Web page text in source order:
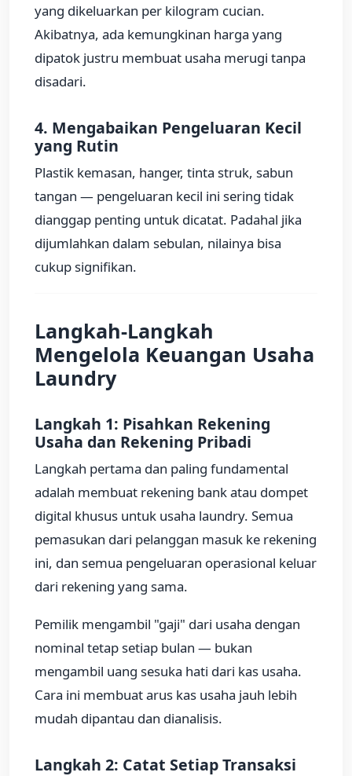
yang dikeluarkan per kilogram cucian.
Akibatnya, ada kemungkinan harga yang
dipatok justru membuat usaha merugi tanpa
disadari.
4. Mengabaikan Pengeluaran Kecil
yang Rutin
Plastik kemasan, hanger, tinta struk, sabun
tangan — pengeluaran kecil ini sering tidak
dianggap penting untuk dicatat. Padahal jika
dijumlahkan dalam sebulan, nilainya bisa
cukup signifikan.
Langkah-Langkah
Mengelola Keuangan Usaha
Laundry
Langkah 1: Pisahkan Rekening
Usaha dan Rekening Pribadi
Langkah pertama dan paling fundamental
adalah membuat rekening bank atau dompet
digital khusus untuk usaha laundry. Semua
pemasukan dari pelanggan masuk ke rekening
ini, dan semua pengeluaran operasional keluar
dari rekening yang sama.
Pemilik mengambil "gaji" dari usaha dengan
nominal tetap setiap bulan — bukan
mengambil uang sesuka hati dari kas usaha.
Cara ini membuat arus kas usaha jauh lebih
mudah dipantau dan dianalisis.
Langkah 2: Catat Setiap Transaksi